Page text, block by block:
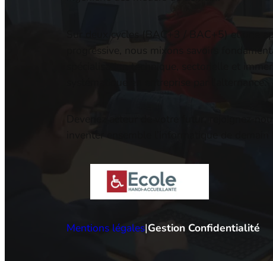
Sur deux cycles (BAC+3 / BAC+5) et une
progressive, nous mixons savoirs
spécialisation technique, sectorielle et
Mentions légales|Gestion Confidentialité